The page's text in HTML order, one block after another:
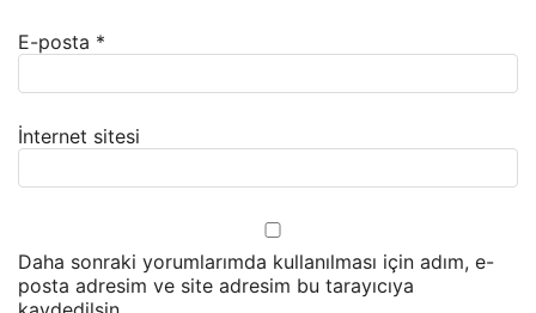
E-posta *
İnternet sitesi
Daha sonraki yorumlarımda kullanılması için adım, e-
posta adresim ve site adresim bu tarayıcıya